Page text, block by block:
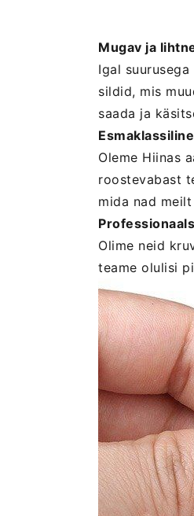
Mugav ja
Igal
sildid, mis
saada ja
Oleme Hiinas
roostevabast
mida nad
Olime neid
teame olulisi